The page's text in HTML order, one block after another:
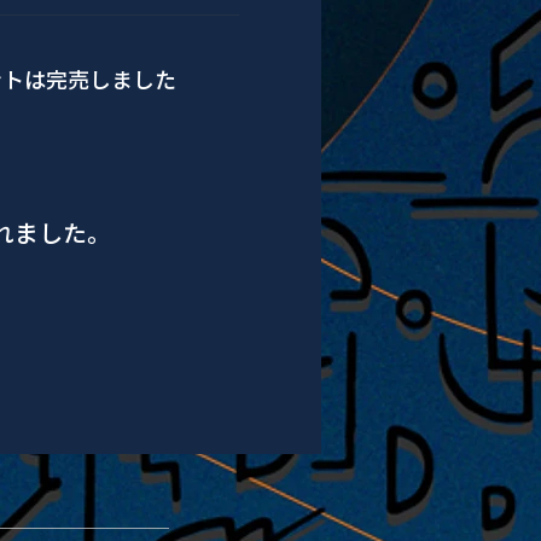
は完売しました
した。